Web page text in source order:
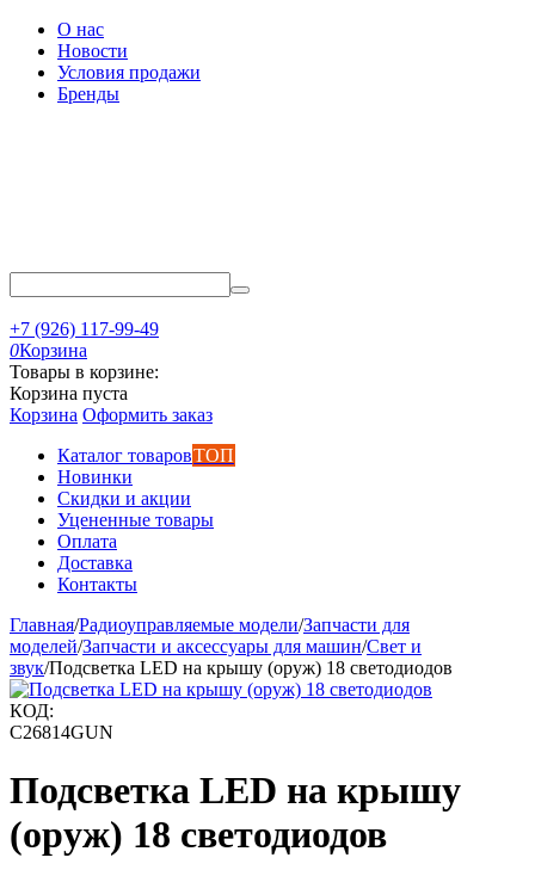
О нас
Новости
Условия продажи
Бренды
+7 (926) 117-99-49
0Корзина
Товары в корзине:
Корзина пуста
Корзина Оформить заказ
Каталог товаровТОП
Новинки
Скидки и акции
Уцененные товары
Оплата
Доставка
Контакты
Главная/Радиоуправляемые модели/Запчасти для
моделей/Запчасти и аксессуары для машин/Свет и
звук/Подсветка LED на крышу (оруж) 18 светодиодов
КОД:
C26814GUN
Подсветка LED на крышу
(оруж) 18 светодиодов